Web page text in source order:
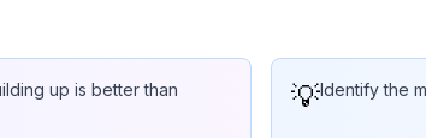
up is better than
💡Identify the